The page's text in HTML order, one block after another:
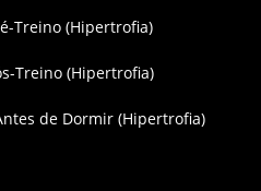
Treino (Hipertrofia)
Treino (Hipertrofia)
de Dormir (Hipertrofia)